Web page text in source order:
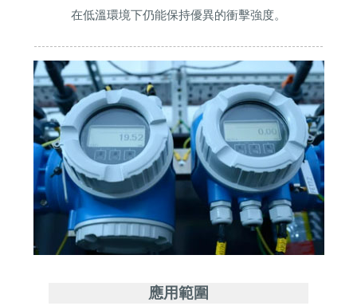
在低溫環境下仍能保持優異的衝擊強度。
應用範圍